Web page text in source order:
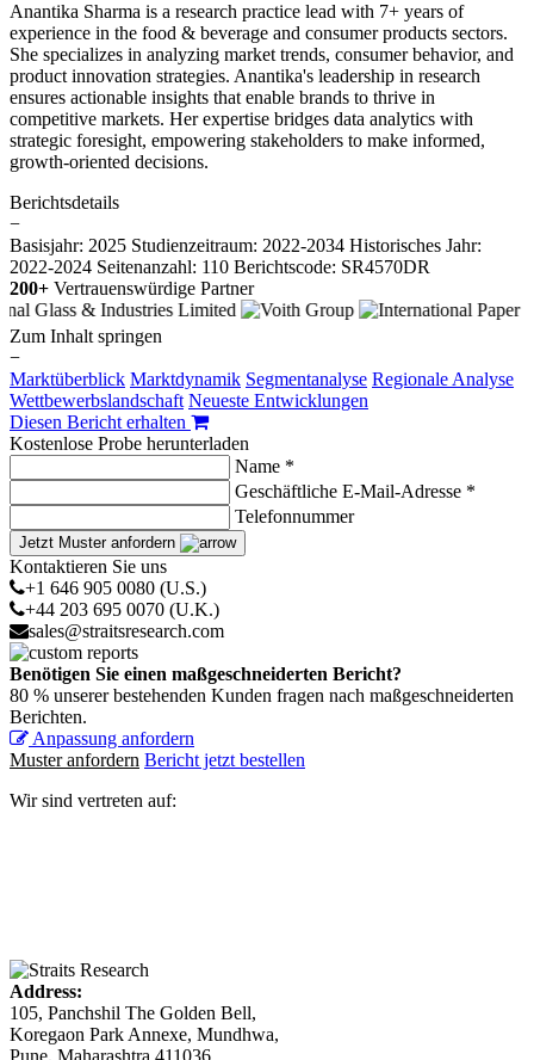
Anantika Sharma is a research practice lead with 7+ years of
experience in the food & beverage and consumer products sectors.
She specializes in analyzing market trends, consumer behavior, and
product innovation strategies. Anantika's leadership in research
ensures actionable insights that enable brands to thrive in
competitive markets. Her expertise bridges data analytics with
strategic foresight, empowering stakeholders to make informed,
growth-oriented decisions.
Berichtsdetails
−
Basisjahr: 2025 Studienzeitraum: 2022-2034 Historisches Jahr:
2022-2024 Seitenanzahl: 110 Berichtscode: SR4570DR
200+ Vertrauenswürdige Partner
Zum Inhalt springen
−
Marktüberblick Marktdynamik Segmentanalyse Regionale Analyse
Wettbewerbslandschaft Neueste Entwicklungen
Diesen Bericht erhalten
Kostenlose Probe herunterladen
Name *
Geschäftliche E-Mail-Adresse *
Telefonnummer
Jetzt Muster anfordern
Kontaktieren Sie uns
+1 646 905 0080 (U.S.)
+44 203 695 0070 (U.K.)
sales@straitsresearch.com
Benötigen Sie einen maßgeschneiderten Bericht?
80 % unserer bestehenden Kunden fragen nach maßgeschneiderten
Berichten.
Anpassung anfordern
Muster anfordern Bericht jetzt bestellen
Wir sind vertreten auf:
Address:
105, Panchshil The Golden Bell,
Koregaon Park Annexe, Mundhwa,
Pune, Maharashtra 411036